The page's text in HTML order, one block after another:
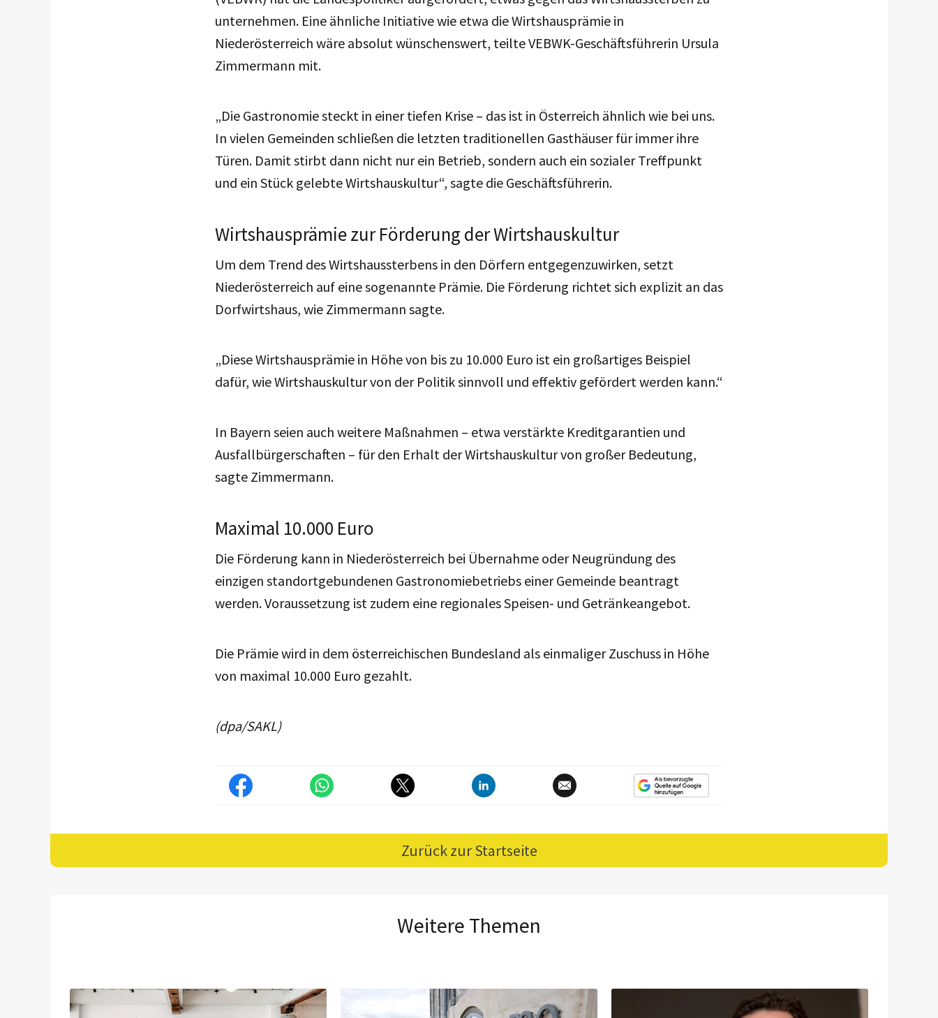
unternehmen. Eine ähnliche Initiative wie etwa die Wirtshausprämie in
Niederösterreich wäre absolut wünschenswert, teilte VEBWK-Geschäftsführerin Ursula
Zimmermann mit.
„Die Gastronomie steckt in einer tiefen Krise – das ist in Österreich ähnlich wie bei uns.
In vielen Gemeinden schließen die letzten traditionellen Gasthäuser für immer ihre
Türen. Damit stirbt dann nicht nur ein Betrieb, sondern auch ein sozialer Treffpunkt
und ein Stück gelebte Wirtshauskultur“, sagte die Geschäftsführerin.
Wirtshausprämie zur Förderung der Wirtshauskultur
Um dem Trend des Wirtshaussterbens in den Dörfern entgegenzuwirken, setzt
Niederösterreich auf eine sogenannte Prämie. Die Förderung richtet sich explizit an das
Dorfwirtshaus, wie Zimmermann sagte.
„Diese Wirtshausprämie in Höhe von bis zu 10.000 Euro ist ein großartiges Beispiel
dafür, wie Wirtshauskultur von der Politik sinnvoll und effektiv gefördert werden kann.“
In Bayern seien auch weitere Maßnahmen – etwa verstärkte Kreditgarantien und
Ausfallbürgerschaften – für den Erhalt der Wirtshauskultur von großer Bedeutung,
sagte Zimmermann.
Maximal 10.000 Euro
Die Förderung kann in Niederösterreich bei Übernahme oder Neugründung des
einzigen standortgebundenen Gastronomiebetriebs einer Gemeinde beantragt
werden. Voraussetzung ist zudem eine regionales Speisen- und Getränkeangebot.
Die Prämie wird in dem österreichischen Bundesland als einmaliger Zuschuss in Höhe
von maximal 10.000 Euro gezahlt.
(dpa/SAKL)
Zurück zur Startseite
Weitere Themen